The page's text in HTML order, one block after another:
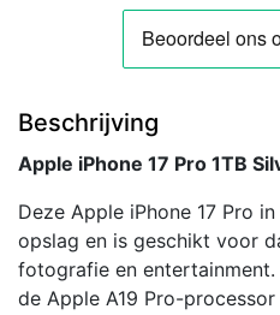
Beschrijving
Apple iPhone 17 Pro 1TB
Deze Apple iPhone 17 Pro
opslag en is geschikt voor
fotografie en
de Apple A19 Pro-processor